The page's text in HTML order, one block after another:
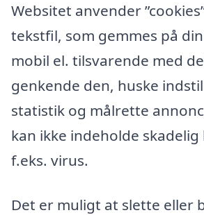
Websitet anvender
tekstfil, som gemmes på
mobil el. tilsvarende med
genkende den, huske
statistik og målrette
kan ikke indeholde skadelig
f.eks. virus.
Det er muligt at slette eller